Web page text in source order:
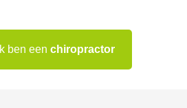
Ik ben een chiropractor